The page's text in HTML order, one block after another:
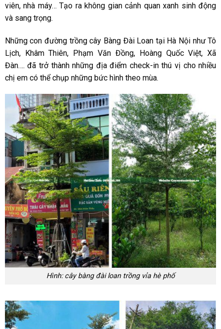
viên, nhà máy… Tạo ra không gian cảnh quan xanh sinh động
và sang trọng.
Những con đường trồng cây Bàng Đài Loan tại Hà Nội như Tô
Lịch, Khâm Thiên, Phạm Văn Đồng, Hoàng Quốc Việt, Xã
Đàn…. đã trở thành những địa điểm check-in thú vị cho nhiều
chị em có thể chụp những bức hình theo mùa.
Hình: cây bàng đài loan trồng vỉa hè phố